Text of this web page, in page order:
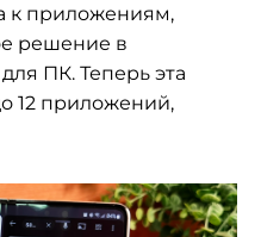
к приложениям,
решение в
ПК. Теперь эта
12 приложений,